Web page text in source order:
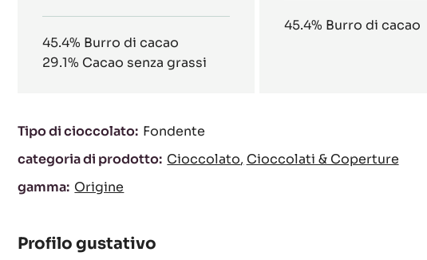
45.4% Burro di cacao
29.1% Cacao senza grassi
45.4% Burro di cacao
Caratteristiche
Tipo di cioccolato: Fondente
categoria di prodotto: Cioccolato Cioccolati & Coperture
gamma: Origine
Profilo gustativo